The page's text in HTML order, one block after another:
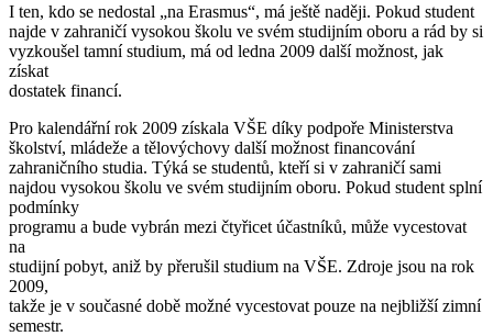
I ten, kdo se nedostal „na Erasmus“, má ještě naději. Pokud student
najde v zahraničí vysokou školu ve svém studijním oboru a rád by si
vyzkoušel tamní studium, má od ledna 2009 další možnost, jak
získat
dostatek financí.
Pro kalendářní rok 2009 získala VŠE díky podpoře Ministerstva
školství, mládeže a tělovýchovy další možnost financování
zahraničního studia. Týká se studentů, kteří si v zahraničí sami
najdou vysokou školu ve svém studijním oboru. Pokud student splní
podmínky
programu a bude vybrán mezi čtyřicet účastníků, může vycestovat
na
studijní pobyt, aniž by přerušil studium na VŠE. Zdroje jsou na rok
2009,
takže je v současné době možné vycestovat pouze na nejbližší zimní
semestr.